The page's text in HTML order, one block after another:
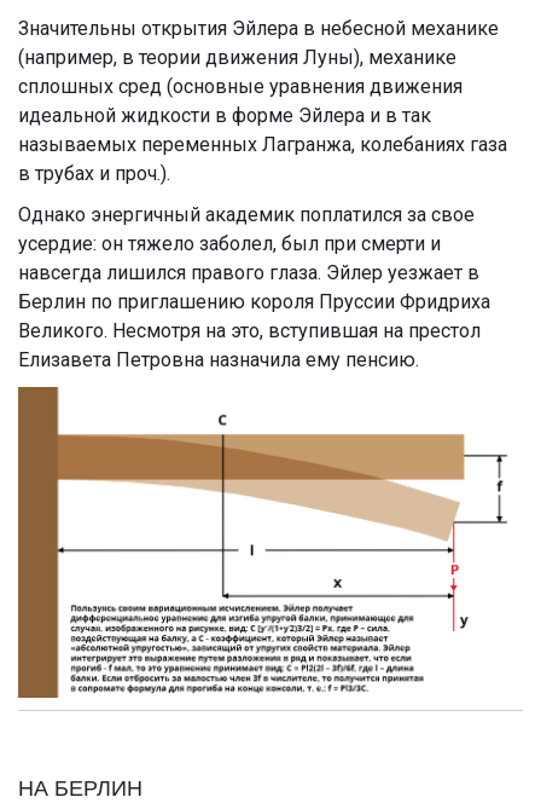
Значительны открытия Эйлера в небесной механике
(например, в теории движения Луны), механике
сплошных сред (основные уравнения движения
идеальной жидкости в форме Эйлера и в так
называемых переменных Лагранжа, колебаниях газа
в трубах и проч.).
Однако энергичный академик поплатился за свое
усердие: он тяжело заболел, был при смерти и
навсегда лишился правого глаза. Эйлер уезжает в
Берлин по приглашению короля Пруссии Фридриха
Великого. Несмотря на это, вступившая на престол
Елизавета Петровна назначила ему пенсию.
НА БЕРЛИН